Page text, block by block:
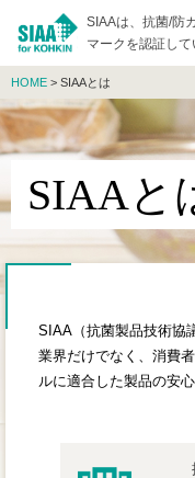
SIAAは、抗菌/防
マークを認証して
HOME > SIAAとは
SIAAと
SIAA（抗菌製品技術協
業界だけでなく、消費
ルに適合した製品の安